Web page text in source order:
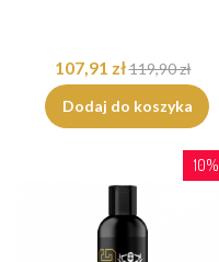
107,91 zł119,90 zł
Dodaj do koszyka
10%